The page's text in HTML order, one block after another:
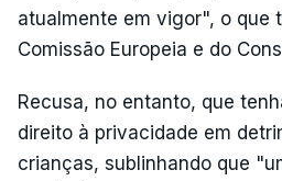
atualmente em vigor", o que
Comissão Europeia e do
Recusa, no entanto, que
direito à privacidade em
crianças, sublinhando que